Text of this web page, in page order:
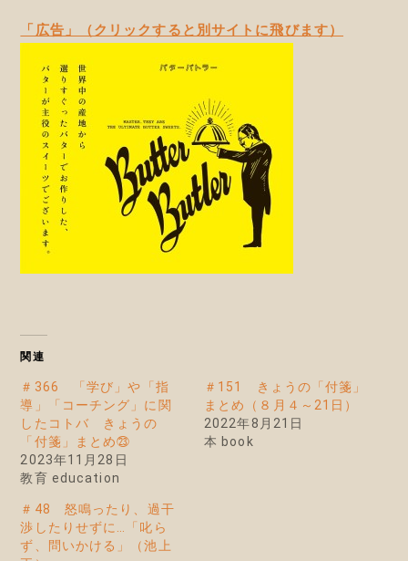
「広告」（クリックすると別サイトに飛びます）
関連
＃366 「学び」や「指
導」「コーチング」に関
したコトバ きょうの
「付箋」まとめ㉓
2023年11月28日
教育 education
＃151 きょうの「付箋」
まとめ（８月４～21日）
2022年8月21日
本 book
＃48 怒鳴ったり、過干
渉したりせずに…「叱ら
ず、問いかける」（池上